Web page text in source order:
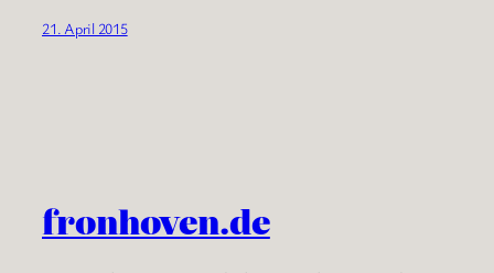
21. April 2015
fronhoven.de